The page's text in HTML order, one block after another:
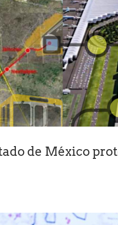
de México